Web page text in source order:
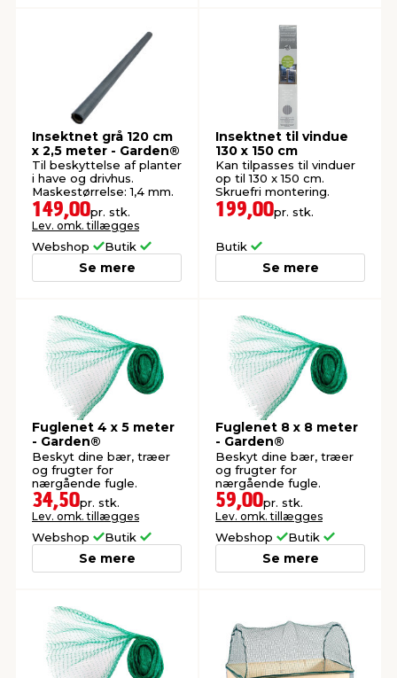
Insektnet grå 120 cm
x 2,5 meter - Garden®
Til beskyttelse af planter
i have og drivhus.
Maskestørrelse: 1,4 mm.
149,00pr. stk.
Lev. omk. tillægges
Webshop Butik
Se mere
Insektnet til vindue
130 x 150 cm
Kan tilpasses til vinduer
op til 130 x 150 cm.
Skruefri montering.
199,00pr. stk.
Butik
Se mere
Fuglenet 4 x 5 meter
- Garden®
Beskyt dine bær, træer
og frugter for
nærgående fugle.
34,50pr. stk.
Lev. omk. tillægges
Webshop Butik
Se mere
Fuglenet 8 x 8 meter
- Garden®
Beskyt dine bær, træer
og frugter for
nærgående fugle.
59,00pr. stk.
Lev. omk. tillægges
Webshop Butik
Se mere